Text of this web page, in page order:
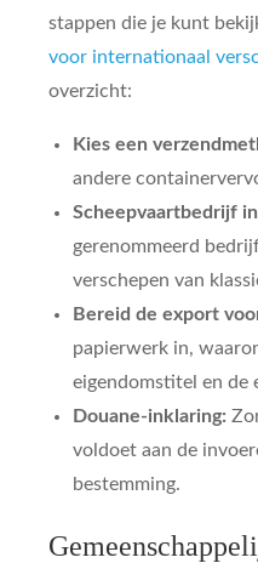
stappen die je kunt
voor internationaal
overzicht:
Kies een
andere
Scheepvaartbedrijf
gerenommeerd
verschepen van
Bereid de export
papierwerk in,
eigendomstitel en de
Douane-inklaring:
voldoet aan de
bestemming.